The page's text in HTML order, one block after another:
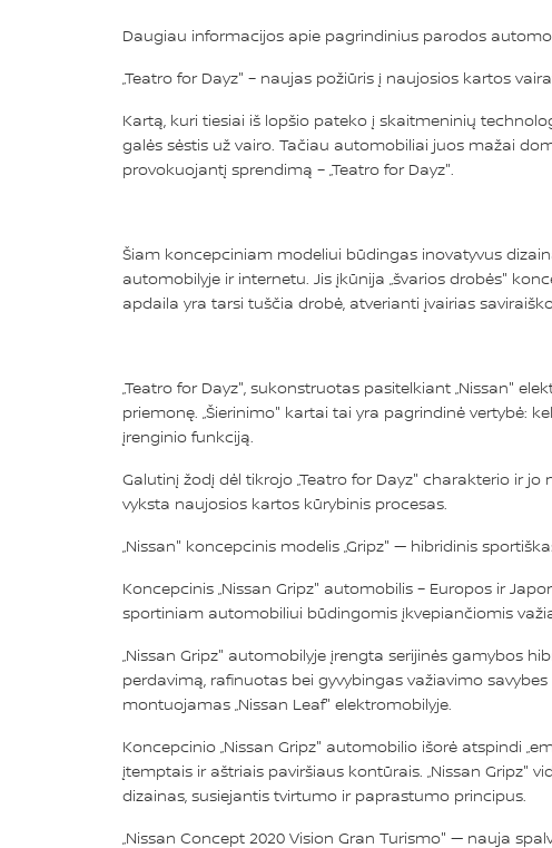
Daugiau informacijos apie pagrindinius parodos
„Teatro for Dayz" – naujas požiūris į naujosios kartos
Kartą, kuri tiesiai iš lopšio pateko į skaitmeninių
galės sėstis už vairo. Tačiau automobiliai juos mažai
provokuojantį sprendimą – „Teatro for Dayz".
Šiam koncepciniam modeliui būdingas inovatyvus
automobilyje ir internetu. Jis įkūnija „švarios drobės"
apdaila yra tarsi tuščia drobė, atverianti įvairias
„Teatro for Dayz", sukonstruotas pasitelkiant „Nissan"
priemonę. „Šierinimo" kartai tai yra pagrindinė vertybė:
įrenginio funkciją.
Galutinį žodį dėl tikrojo „Teatro for Dayz" charakterio ir
vyksta naujosios kartos kūrybinis procesas.
„Nissan" koncepcinis modelis „Gripz" — hibridinis
Koncepcinis „Nissan Gripz" automobilis – Europos ir
sportiniam automobiliui būdingomis įkvepiančiomis
„Nissan Gripz" automobilyje įrengta serijinės gamybos
perdavimą, rafinuotas bei gyvybingas važiavimo
montuojamas „Nissan Leaf" elektromobilyje.
Koncepcinio „Nissan Gripz" automobilio išorė atspindi
įtemptais ir aštriais paviršiaus kontūrais. „Nissan Gripz"
dizainas, susiejantis tvirtumo ir paprastumo principus.
„Nissan Concept 2020 Vision Gran Turismo" — nauja